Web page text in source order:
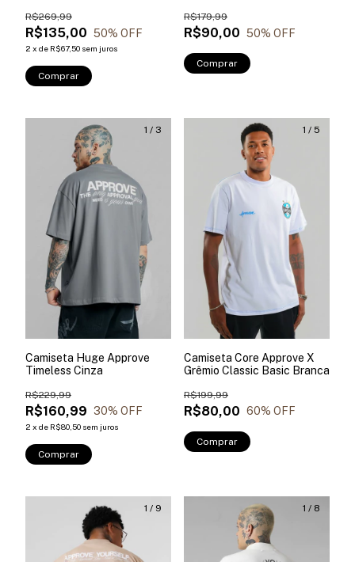
R$135,00
R$269,99
50% OFF
2 x de R$67,50 sem juros
Comprar
R$90,00
R$179,99
50% OFF
Comprar
1 / 3
Camiseta Huge Approve
Timeless Cinza
R$160,99
R$229,99
30% OFF
2 x de R$80,50 sem juros
Comprar
1 / 5
Camiseta Core Approve X
Grêmio Classic Basic Branca
R$80,00
R$199,99
60% OFF
Comprar
1 / 9 1 / 8